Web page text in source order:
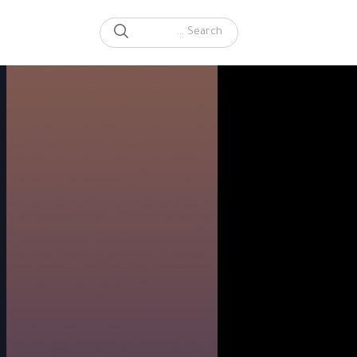
Search for:
SEARCH